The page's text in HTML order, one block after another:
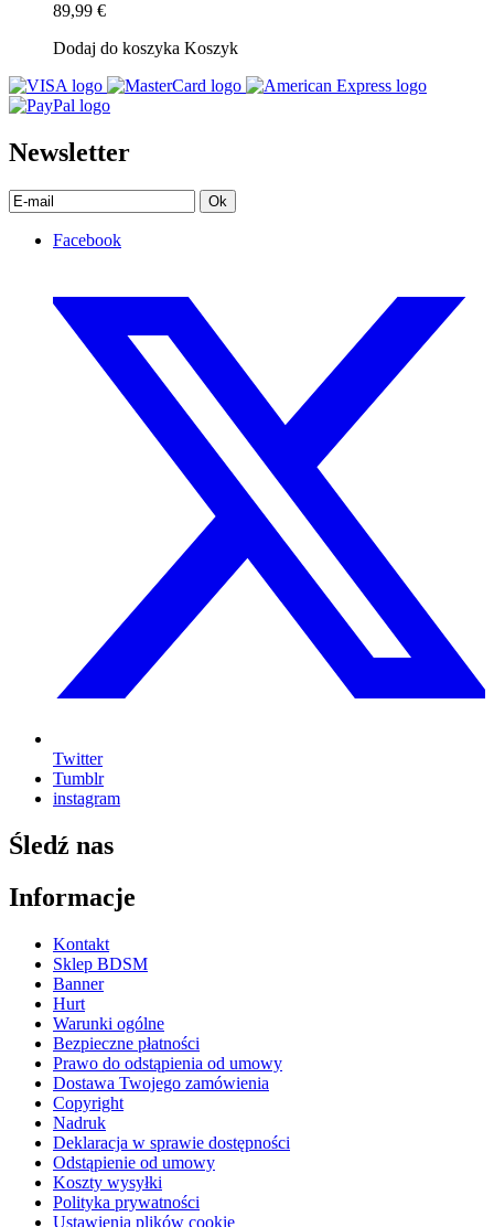
89,99 €
Dodaj do koszyka Koszyk
Newsletter
Ok
Facebook
Twitter
Tumblr
instagram
Śledź nas
Informacje
Kontakt
Sklep BDSM
Banner
Hurt
Warunki ogólne
Bezpieczne płatności
Prawo do odstąpienia od umowy
Dostawa Twojego zamówienia
Copyright
Nadruk
Deklaracja w sprawie dostępności
Odstąpienie od umowy
Koszty wysyłki
Polityka prywatności
Ustawienia plików cookie